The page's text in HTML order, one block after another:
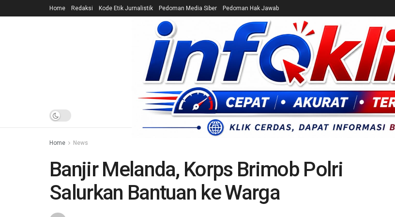
Home Redaksi Kode Etik Jurnalistik Pedoman Media Siber Pedoman Hak Jawab
HOME NEWS CEK FAKTA ENTERTAINMENT BREAKING NEWS
Home News
Banjir Melanda, Korps Brimob Polri
Salurkan Bantuan ke Warga